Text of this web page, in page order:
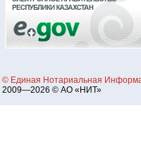
© Единая Нотариальная
2009—2026 © АО «НИТ»